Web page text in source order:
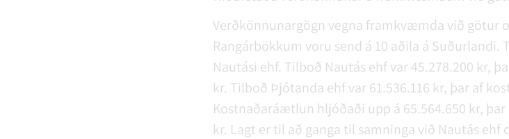
Verðkönnunargögn vegna framkvæmda við götur
Rangárbökkum voru send á 10 aðila á
Nautási ehf. Tilboð Nautás ehf var 45.278.200 kr,
kr. Tilboð Þjótanda ehf var 61.536.116 kr, þar af
Kostnaðaráætlun hljóðaði upp á 65.564.650 kr,
kr. Lagt er til að ganga til samninga við Nautás